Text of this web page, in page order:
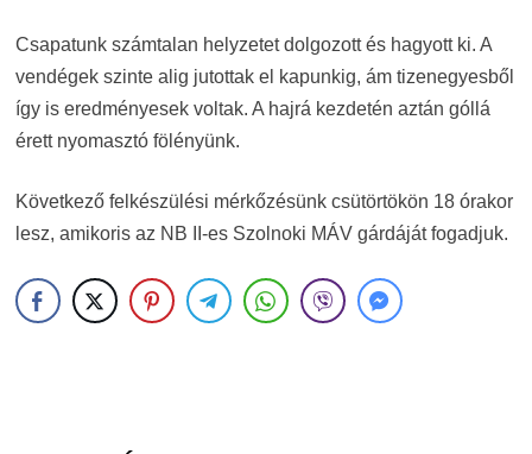
Csapatunk számtalan helyzetet dolgozott és hagyott ki. A
vendégek szinte alig jutottak el kapunkig, ám tizenegyesből
így is eredményesek voltak. A hajrá kezdetén aztán góllá
érett nyomasztó fölényünk.
Következő felkészülési mérkőzésünk csütörtökön 18 órakor
lesz, amikoris az NB II-es Szolnoki MÁV gárdáját fogadjuk.